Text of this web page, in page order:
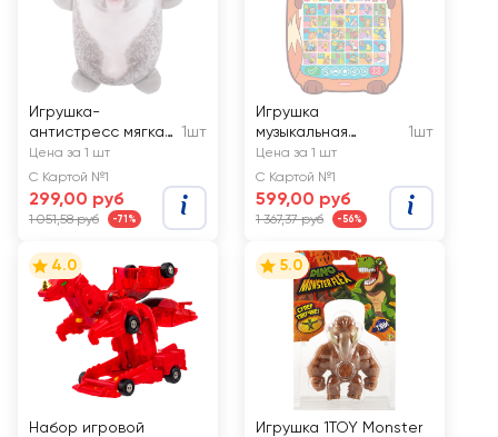
Игрушка-
антистресс мягкая
TALLULA Бобер,
Коала, Ленивец,
21см, в
ассортименте
1шт
Цена за 1 шт
С Картой №1
299,00 руб
1 051,58 руб -71%
Игрушка
музыкальная
АЗБУКВАРИК
Говорящий плакат
1шт
Цена за 1 шт
С Картой №1
599,00 руб
1 367,37 руб -56%
4.0
Набор игровой
5.0
Игрушка 1TOY Monster